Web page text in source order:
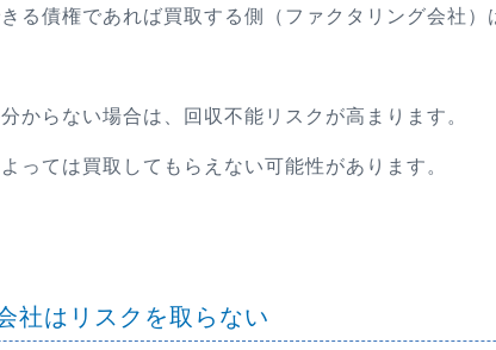
る債権であれば買取する側（ファクタリング会社）
からない場合は、回収不能リスクが高まります。
っては買取してもらえない可能性があります。
社はリスクを取らない